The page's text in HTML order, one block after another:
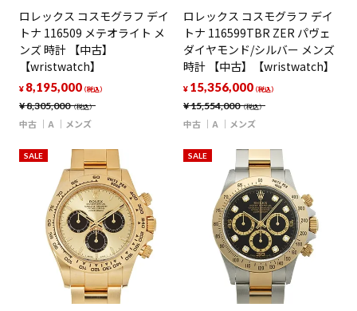
ロレックス コスモグラフ デイ
トナ 116509 メテオライト メ
ンズ 時計 【中古】
【wristwatch】
¥8,305,000（税込）
¥ 8,195,000（税込）
中古 A メンズ
ロレックス コスモグラフ デイ
トナ 116599TBR ZER パヴェ
ダイヤモンド/シルバー メンズ
時計 【中古】【wristwatch】
¥15,554,000（税込）
¥ 15,356,000（税込）
中古 A メンズ
SALE SALE